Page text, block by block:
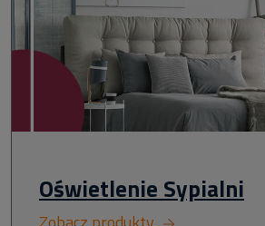
Oświetlenie Sypialni